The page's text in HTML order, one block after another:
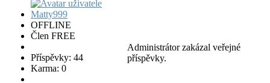
OFFLINE
Člen FREE
Příspěvky: 44
Karma: 0
Administrátor zakázal veřejné
příspěvky.